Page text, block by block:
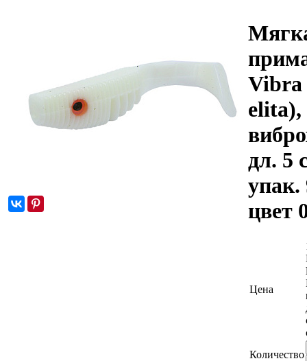
Vibra
elita),
дл. 5
цвет
Цена
Количество